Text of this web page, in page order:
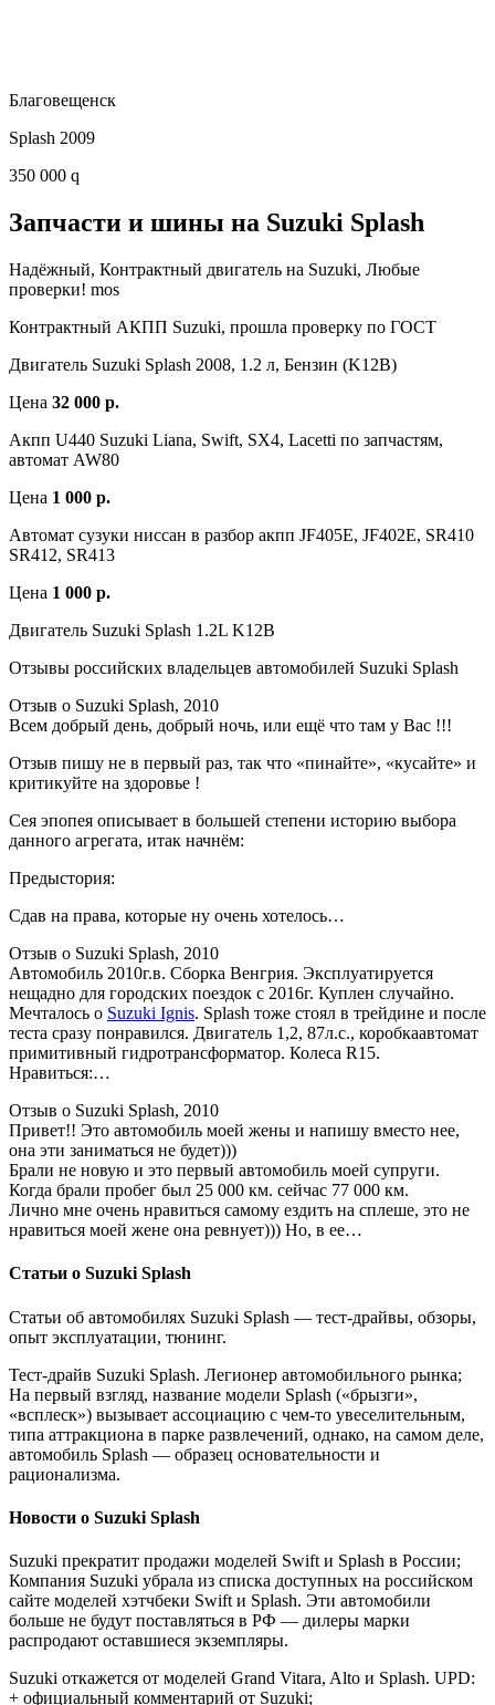
Благовещенск
Splash 2009
350 000 q
Запчасти и шины на Suzuki Splash
Надёжный, Контрактный двигатель на Suzuki, Любые
проверки! mos
Контрактный АКПП Suzuki, прошла проверку по ГОСТ
Двигатель Suzuki Splash 2008, 1.2 л, Бензин (K12B)
Цена 32 000 р.
Акпп U440 Suzuki Liana, Swift, SX4, Lacetti по запчастям,
автомат AW80
Цена 1 000 р.
Автомат сузуки ниссан в разбор акпп JF405E, JF402E, SR410
SR412, SR413
Цена 1 000 р.
Двигатель Suzuki Splash 1.2L K12B
Отзывы российских владельцев автомобилей Suzuki Splash
Отзыв о Suzuki Splash, 2010
Всем добрый день, добрый ночь, или ещё что там у Вас !!!
Отзыв пишу не в первый раз, так что «пинайте», «кусайте» и
критикуйте на здоровье !
Сея эпопея описывает в большей степени историю выбора
данного агрегата, итак начнём:
Предыстория:
Сдав на права, которые ну очень хотелось…
Отзыв о Suzuki Splash, 2010
Автомобиль 2010г.в. Сборка Венгрия. Эксплуатируется
нещадно для городских поездок с 2016г. Куплен случайно.
Мечталось о Suzuki Ignis. Splash тоже cтоял в трейдине и после
теста сразу понравился. Двигатель 1,2, 87л.с., коробкаавтомат
примитивный гидротрансформатор. Колеса R15.
Нравиться:…
Отзыв о Suzuki Splash, 2010
Привет!! Это автомобиль моей жены и напишу вместо нее,
она эти заниматься не будет)))
Брали не новую и это первый автомобиль моей супруги.
Когда брали пробег был 25 000 км. сейчас 77 000 км.
Лично мне очень нравиться самому ездить на сплеше, это не
нравиться моей жене она ревнует))) Но, в ее…
Статьи о Suzuki Splash
Статьи об автомобилях Suzuki Splash — тест-драйвы, обзоры,
опыт эксплуатации, тюнинг.
Тест-драйв Suzuki Splash. Легионер автомобильного рынка;
На первый взгляд, название модели Splash («брызги»,
«всплеск») вызывает ассоциацию с чем-то увеселительным,
типа аттракциона в парке развлечений, однако, на самом деле,
автомобиль Splash — образец основательности и
рационализма.
Новости о Suzuki Splash
Suzuki прекратит продажи моделей Swift и Splash в России;
Компания Suzuki убрала из списка доступных на российском
сайте моделей хэтчбеки Swift и Splash. Эти автомобили
больше не будут поставляться в РФ — дилеры марки
распродают оставшиеся экземпляры.
Suzuki откажется от моделей Grand Vitara, Alto и Splash. UPD:
+ официальный комментарий от Suzuki;